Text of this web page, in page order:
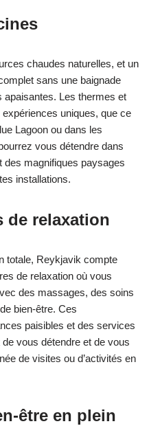
chaudes naturelles, et un
sans une baignade
apaisantes. Les thermes et
uniques, que ce
Lagoon ou dans les
vous détendre dans
des magnifiques paysages
installations.
de relaxation
totale, Reykjavik compte
de relaxation où vous
des massages, des soins
bien-être. Ces
paisibles et des services
vous détendre et de vous
de visites ou d’activités en
être en plein